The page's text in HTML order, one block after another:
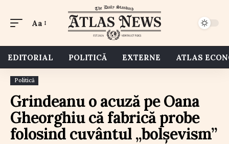
Aa
EDITORIAL POLITICĂ EXTERNE ATLAS
Politică
Grindeanu o acuză pe Oana
Gheorghiu că fabrică probe
folosind cuvântul „bolșevism”